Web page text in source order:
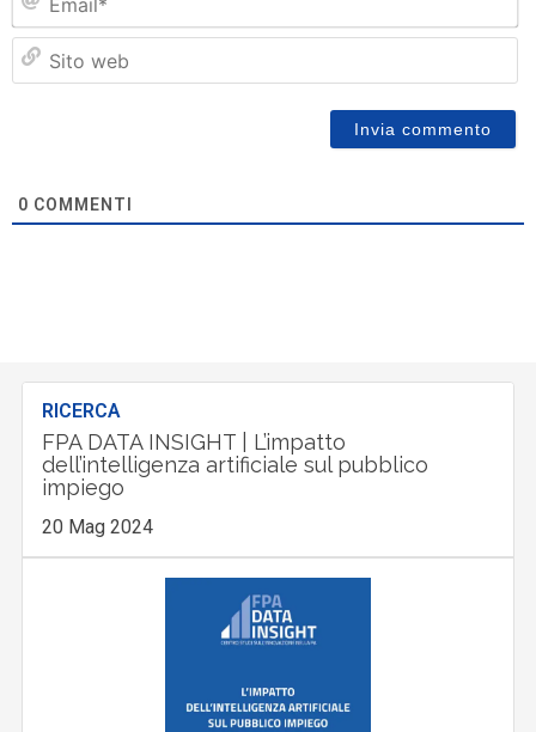
0 COMMENTI
RICERCA
FPA DATA INSIGHT | L’impatto
dell’intelligenza artificiale sul pubblico
impiego
20 Mag 2024